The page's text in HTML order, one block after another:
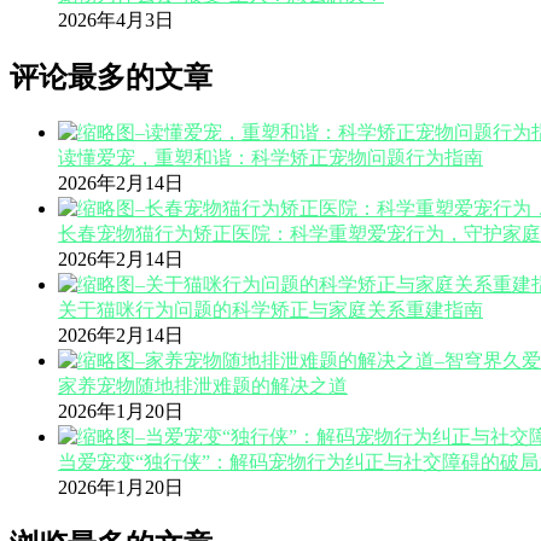
2026年4月3日
评论最多的文章
读懂爱宠，重塑和谐：科学矫正宠物问题行为指南
2026年2月14日
长春宠物猫行为矫正医院：科学重塑爱宠行为，守护家
2026年2月14日
关于猫咪行为问题的科学矫正与家庭关系重建指南
2026年2月14日
家养宠物随地排泄难题的解决之道
2026年1月20日
当爱宠变“独行侠”：解码宠物行为纠正与社交障碍的破
2026年1月20日